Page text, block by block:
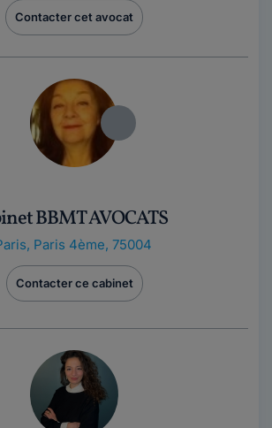
Contacter cet avocat
BBMT AVOCATS
, Paris 4ème, 75004
Contacter ce cabinet